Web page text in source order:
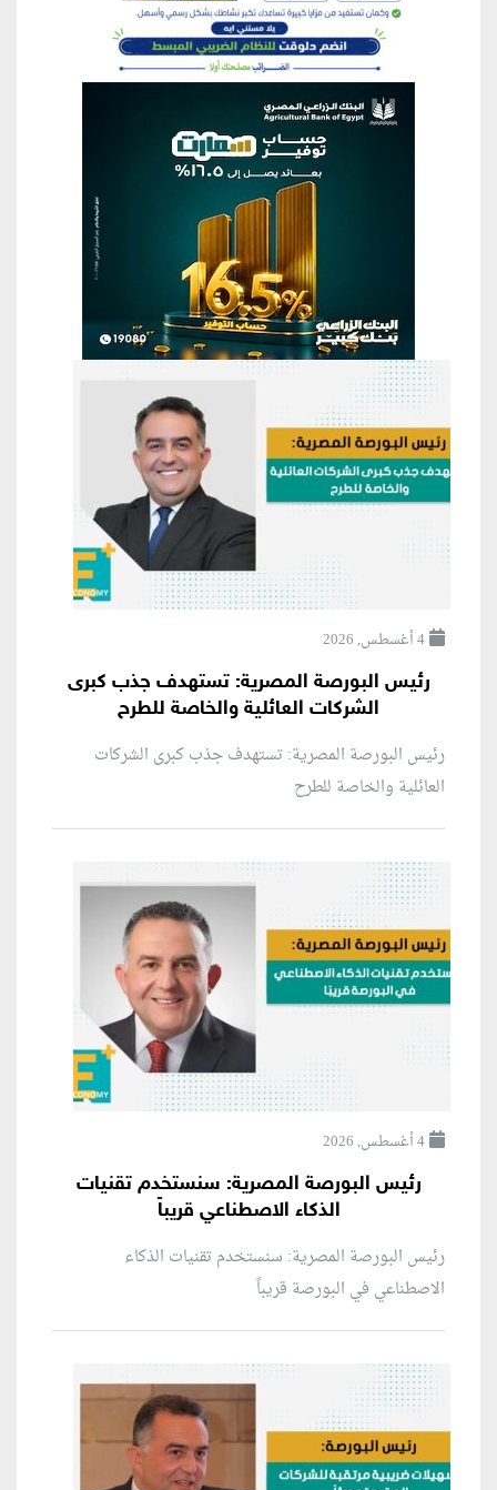
منطقة إعلانية
4 أغسطس, 2026
رئيس البورصة المصرية: تستهدف جذب كبرى
الشركات العائلية والخاصة للطرح
رئيس البورصة المصرية: تستهدف جذب كبرى الشركات
العائلية والخاصة للطرح
4 أغسطس, 2026
رئيس البورصة المصرية: سنستخدم تقنيات
الذكاء الاصطناعي قريباً
رئيس البورصة المصرية: سنستخدم تقنيات الذكاء
الاصطناعي في البورصة قريباً